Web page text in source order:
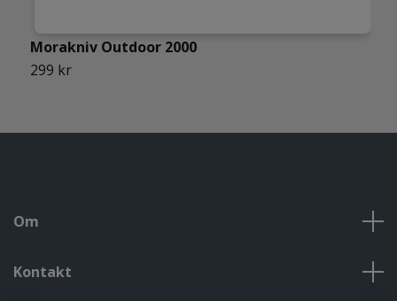
Morakniv Outdoor 2000
299 kr
Om
Kontakt